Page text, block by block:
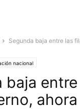
Segunda baja entre las
nacional
baja
ahora